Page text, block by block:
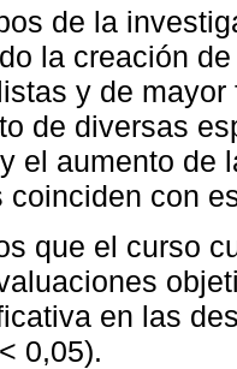
de la
la creación
y de
de diversas
el aumento de
coinciden con
que el curso
en las
0,05).